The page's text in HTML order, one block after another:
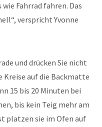
Fahrrad fahren. Das
verspricht Yvonne
und drücken Sie nicht
Kreise auf die Backmatte
15 bis 20 Minuten bei
bis kein Teig mehr am
platzen sie im Ofen auf